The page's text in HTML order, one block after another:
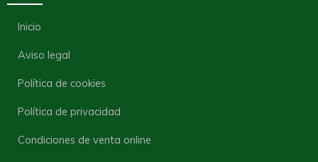
Inicio
Aviso legal
Política de cookies
Política de privacidad
Condiciones de venta online